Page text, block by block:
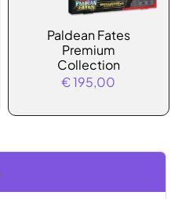
productpagina
product
meerdere
Paldean Fates
Premium
Collection
€195,00